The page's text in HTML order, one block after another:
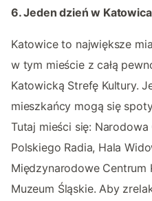
6. Jeden dzień w
Katowice to największe
w tym mieście z całą
Katowicką Strefę Kultury.
mieszkańcy mogą się
Tutaj mieści się:
Polskiego Radia, Hala
Międzynarodowe Centrum
Muzeum Śląskie. Aby